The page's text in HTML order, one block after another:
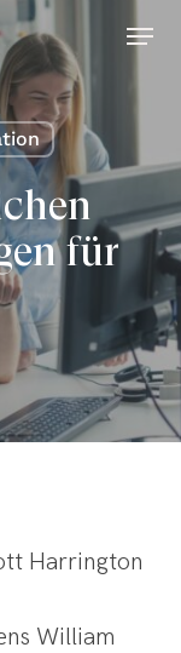
Menu
für
Harrington
William